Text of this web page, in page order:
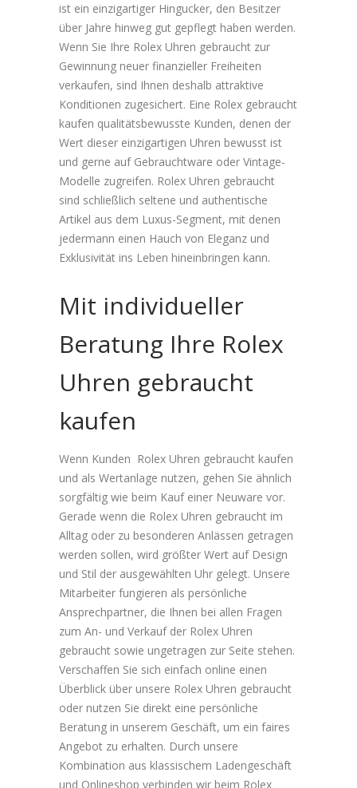
ist ein einzigartiger Hingucker, den Besitzer
über Jahre hinweg gut gepflegt haben werden.
Wenn Sie Ihre Rolex Uhren gebraucht zur
Gewinnung neuer finanzieller Freiheiten
verkaufen, sind Ihnen deshalb attraktive
Konditionen zugesichert. Eine Rolex gebraucht
kaufen qualitätsbewusste Kunden, denen der
Wert dieser einzigartigen Uhren bewusst ist
und gerne auf Gebrauchtware oder Vintage-
Modelle zugreifen. Rolex Uhren gebraucht
sind schließlich seltene und authentische
Artikel aus dem Luxus-Segment, mit denen
jedermann einen Hauch von Eleganz und
Exklusivität ins Leben hineinbringen kann.
Mit individueller
Beratung Ihre Rolex
Uhren gebraucht
kaufen
Wenn Kunden Rolex Uhren gebraucht kaufen
und als Wertanlage nutzen, gehen Sie ähnlich
sorgfältig wie beim Kauf einer Neuware vor.
Gerade wenn die Rolex Uhren gebraucht im
Alltag oder zu besonderen Anlässen getragen
werden sollen, wird größter Wert auf Design
und Stil der ausgewählten Uhr gelegt. Unsere
Mitarbeiter fungieren als persönliche
Ansprechpartner, die Ihnen bei allen Fragen
zum An- und Verkauf der Rolex Uhren
gebraucht sowie ungetragen zur Seite stehen.
Verschaffen Sie sich einfach online einen
Überblick über unsere Rolex Uhren gebraucht
oder nutzen Sie direkt eine persönliche
Beratung in unserem Geschäft, um ein faires
Angebot zu erhalten. Durch unsere
Kombination aus klassischem Ladengeschäft
und Onlineshop verbinden wir beim Rolex